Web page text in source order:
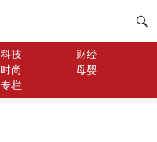
科技
财经
时尚
母婴
专栏